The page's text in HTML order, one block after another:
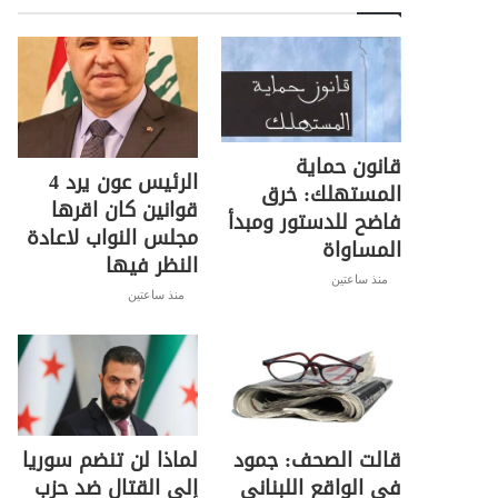
قانون حماية
المستهلك: خرق
فاضح للدستور ومبدأ
المساواة
منذ ساعتين
الرئيس عون يرد 4
قوانين كان اقرها
مجلس النواب لاعادة
النظر فيها
منذ ساعتين
قالت الصحف: جمود
في الواقع اللبناني
لماذا لن تنضم سوريا
إلى القتال ضد حزب